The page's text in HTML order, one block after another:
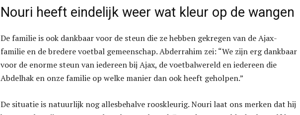
Nouri heeft eindelijk weer wat kleur op de wangen
De familie is ook dankbaar voor de steun die ze hebben gekregen van de Ajax-
familie en de bredere voetbal gemeenschap. Abderrahim zei: “We zijn erg dankbaar
voor de enorme steun van iedereen bij Ajax, de voetbalwereld en iedereen die
Abdelhak en onze familie op welke manier dan ook heeft geholpen.”
De situatie is natuurlijk nog allesbehalve rooskleurig. Nouri laat ons merken dat hij